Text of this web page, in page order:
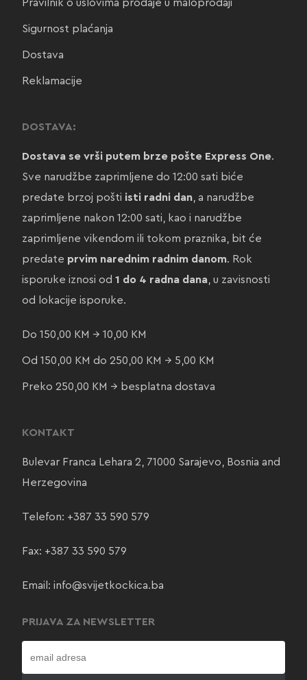
Pravilnik o uslovima prodaje u maloprodaji
Sigurnost plaćanja
Dostava
Reklamacije
DOSTAVA:
Dostava se vrši putem brze pošte Express One.
Sve narudžbe zaprimljene do 12:00 sati biće
predate brzoj pošti isti radni dan, a narudžbe
zaprimljene nakon 12:00 sati, kao i narudžbe
zaprimljene vikendom ili tokom praznika, bit će
predate prvim narednim radnim danom. Rok
isporuke iznosi od 1 do 4 radna dana, u zavisnosti
od lokacije isporuke.
Do 150,00 KM → 10,00 KM
Od 150,00 KM do 250,00 KM → 5,00 KM
Preko 250,00 KM → besplatna dostava
KONTAKT
Bulevar Franca Lehara 2, 71000 Sarajevo, Bosnia and
Herzegovina
Telefon: +387 33 590 579
Fax: +387 33 590 579
Email: info@svijetkockica.ba
PRIJAVA ZA NEWSLETTER